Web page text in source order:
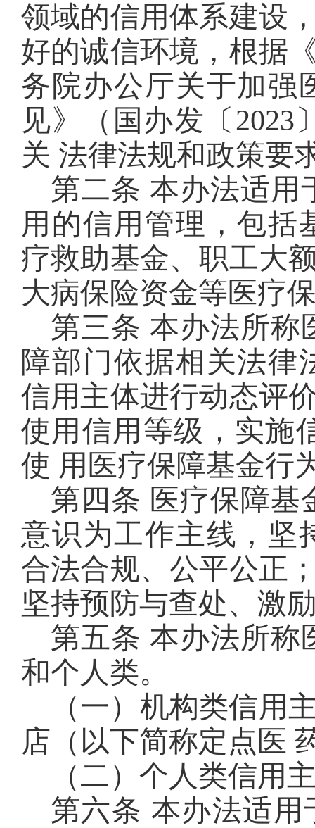
领域的信用体系建设
好的诚信环境，根据
务院办公厅关于加强
见》（国办发〔
关 法律法规和政策要
第二条 本办法适用
用的信用管理，包括
疗救助基金、职工大
大病保险资金等医疗
第三条 本办法所称
障部门依据相关法律
信用主体进行动态评
使用信用等级，实施
使 用医疗保障基金行
第四条 医疗保障基
意识为工作主线，坚
合法合规、公平公正
坚持预防与查处、激
第五条 本办法所称
和个人类。
（一）机构类信用
店（以下简称定点医
（二）个人类信用
第六条 本办法适